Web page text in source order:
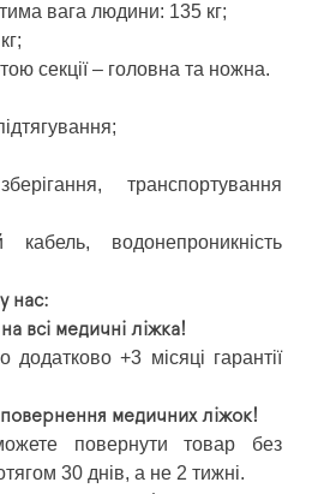
вага людини: 135 кг;
секції – головна та ножна.
транспортування
кабель, водонепроникність
нас:
всі медичні ліжка!
+3 місяці гарантії
медичних ліжок!
повернути товар без
30 днів, а не 2 тижні.